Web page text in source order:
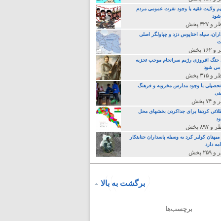
ولایت فقیه با وجود نفرت عمومی مردم
شود
سپاه اختاپوس دزد و چپاولگر اصلی
جنگ افروزی رژیم سرانجام موجب تجزیه
می شود
با وجود مدارس مخروبه و فرهنگ
کردها برای جداکردن بخشهای محل
کولبر کرد به وسیله پاسداران جنایتکار
دارد
برگشت به بالا
برچسب‌ها